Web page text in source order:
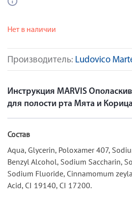
Производитель: Ludovico
Нет в наличии
Инструкция MARVIS
для полости рта Мята и
Состав
Aqua, Glycerin, Poloxamer 407,
Benzyl Alcohol, Sodium Saccharin,
Sodium Fluoride, Cinnamomum
Acid, CI 19140, CI 17200.